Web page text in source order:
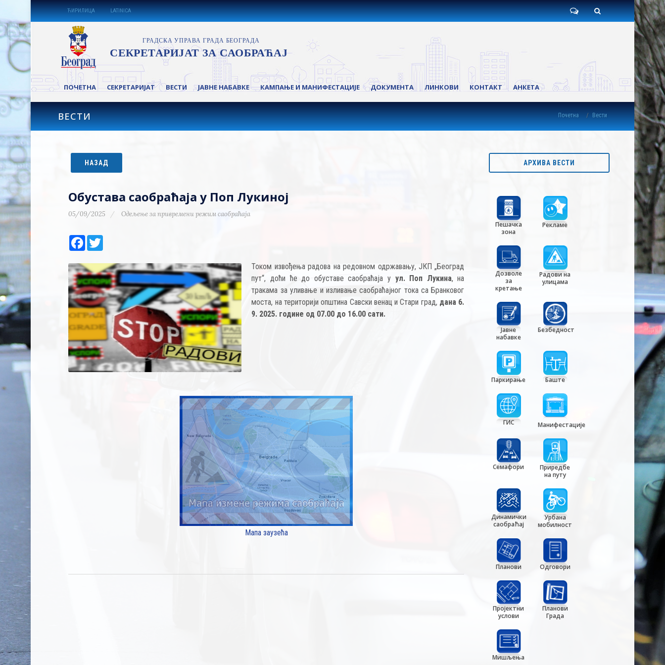
ЋИРИЛИЦА LATINICA
ПОЧЕТНА СЕКРЕТАРИЈАТ ВЕСТИ ЈАВНЕ НАБАВКЕ КАМПАЊЕ И МАНИФЕСТАЦИЈЕ ДОКУМЕНТА ЛИНКОВИ КОНТАКТ АНКЕТА
ВЕСТИ Почетна Вести
НАЗАД
Обустава саобраћаја у Поп Лукиној
05/09/2025 Одељење за привремени режим саобраћаја
Facebook
Током извођења радова на редовном одржавању, ЈКП „Београд
пут“, доћи ће до обуставе саобраћаја у ул. Поп Лукина, на
тракама за уливање и изливање саобраћајног тока са Бранковог
моста, на територији општина Савски венац и Стари град, дана 6.
9. 2025. године од 07.00 до 16.00 сати.
Мапа заузећа
АРХИВА ВЕСТИ
Пешачка
зона
Рекламе
Дозволе
за
кретање
Радови на
улицама
Јавне
набавке
Безбедност
Паркирање Баште
ГИС Манифестације
Семафори
Приредбе
на путу
Динамички
саобраћај
Урбана
мобилност
Планови Одговори
Пројектни
услови
Планови
Града
Мишљења